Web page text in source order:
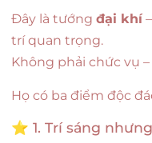
Đây là tướng đại khí
trí quan trọng.
Không phải chức vụ –
Họ có ba điểm độc
⭐ 1. Trí sáng